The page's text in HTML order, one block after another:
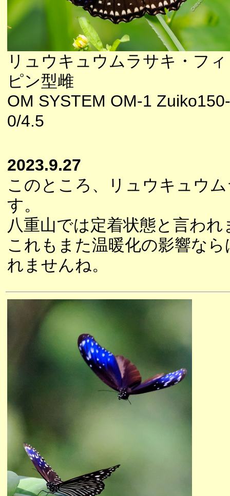
リュウキュウムラサキ・フ
ピン型雌
OM SYSTEM OM-1
0/4.5
2023.9.27
このところ、リュウキュウ
す。
八重山では定着状態と言われ
これもまた温暖化の影響な
れませんね。